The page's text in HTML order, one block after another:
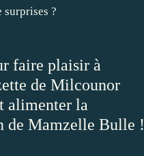
surprises ?
faire plaisir à
de Milcounor
alimenter la
de Mamzelle Bulle !